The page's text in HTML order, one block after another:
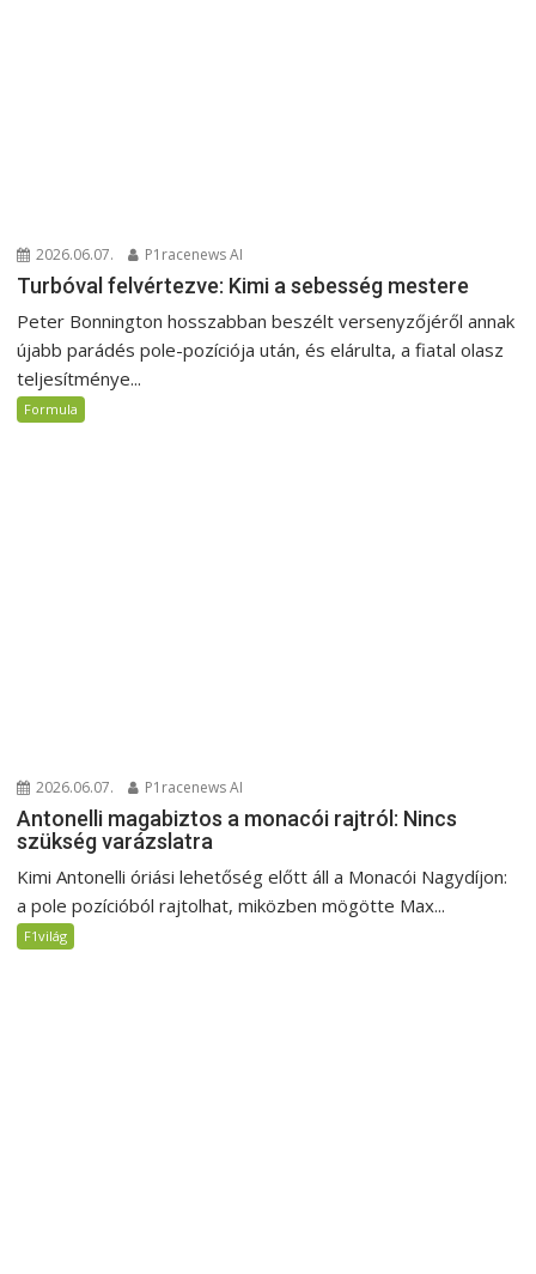
2026.06.07. P1racenews AI
Turbóval felvértezve: Kimi a sebesség mestere
Peter Bonnington hosszabban beszélt versenyzőjéről annak
újabb parádés pole-pozíciója után, és elárulta, a fiatal olasz
teljesítménye...
Formula
2026.06.07. P1racenews AI
Antonelli magabiztos a monacói rajtról: Nincs
szükség varázslatra
Kimi Antonelli óriási lehetőség előtt áll a Monacói Nagydíjon:
a pole pozícióból rajtolhat, miközben mögötte Max...
F1világ